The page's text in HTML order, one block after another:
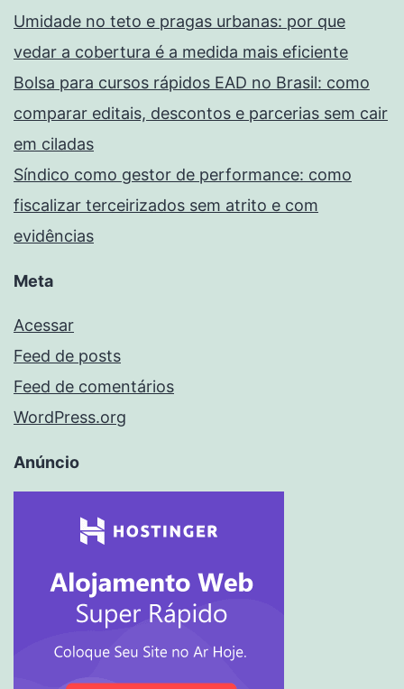
Umidade no teto e pragas urbanas: por que
vedar a cobertura é a medida mais eficiente
Bolsa para cursos rápidos EAD no Brasil: como
comparar editais, descontos e parcerias sem cair
em ciladas
Síndico como gestor de performance: como
fiscalizar terceirizados sem atrito e com
evidências
Meta
Acessar
Feed de posts
Feed de comentários
WordPress.org
Anúncio